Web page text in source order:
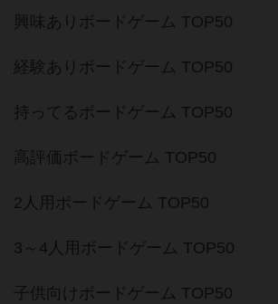
興味ありボードゲーム TOP50
経験ありボードゲーム TOP50
持ってるボードゲーム TOP50
高評価ボードゲーム TOP50
2人用ボードゲーム TOP50
3～4人用ボードゲーム TOP50
子供向けボードゲーム TOP50